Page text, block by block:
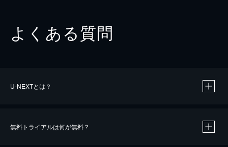
よくある質問
U-NEXTとは？
無料トライアルは何が無料？